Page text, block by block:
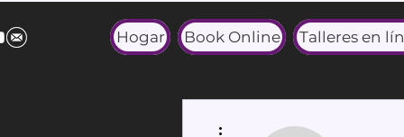
Hogar Book Online Talleres en